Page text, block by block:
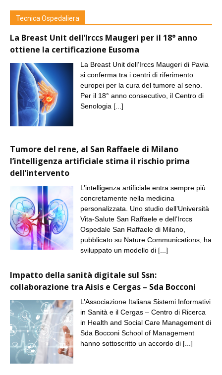
Tecnica Ospedaliera
La Breast Unit dell’Irccs Maugeri per il 18° anno
ottiene la certificazione Eusoma
La Breast Unit dell’Irccs Maugeri di Pavia
si conferma tra i centri di riferimento
europei per la cura del tumore al seno.
Per il 18° anno consecutivo, il Centro di
Senologia [...]
Tumore del rene, al San Raffaele di Milano
l’intelligenza artificiale stima il rischio prima
dell’intervento
L’intelligenza artificiale entra sempre più
concretamente nella medicina
personalizzata. Uno studio dell’Università
Vita-Salute San Raffaele e dell’Irccs
Ospedale San Raffaele di Milano,
pubblicato su Nature Communications, ha
sviluppato un modello di [...]
Impatto della sanità digitale sul Ssn:
collaborazione tra Aisis e Cergas – Sda Bocconi
L’Associazione Italiana Sistemi Informativi
in Sanità e il Cergas – Centro di Ricerca
in Health and Social Care Management di
Sda Bocconi School of Management
hanno sottoscritto un accordo di [...]